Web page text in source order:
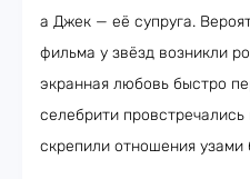
а Джек — её супруга.
фильма у звёзд возникли
экранная любовь быстро
селебрити
скрепили отношения узами